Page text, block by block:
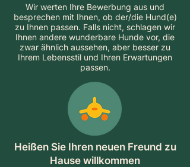
Wir werten Ihre Bewerbung aus und
besprechen mit Ihnen, ob der/die Hund(e)
zu Ihnen passen. Falls nicht, schlagen wir
Ihnen andere wunderbare Hunde vor, die
zwar ähnlich aussehen, aber besser zu
Ihrem Lebensstil und Ihren Erwartungen
passen.
Heißen Sie Ihren neuen Freund zu
Hause willkommen